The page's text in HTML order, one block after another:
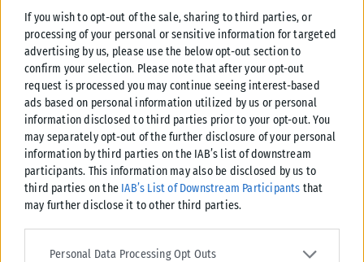
If you wish to opt-out of the sale, sharing to third parties, or
processing of your personal or sensitive information for targeted
advertising by us, please use the below opt-out section to
confirm your selection. Please note that after your opt-out
request is processed you may continue seeing interest-based
ads based on personal information utilized by us or personal
information disclosed to third parties prior to your opt-out. You
may separately opt-out of the further disclosure of your personal
information by third parties on the IAB’s list of downstream
participants. This information may also be disclosed by us to
third parties on the IAB’s List of Downstream Participants that
may further disclose it to other third parties.
Please note that this website/app uses one or more Google
services and may gather and store information including but not
Personal Data Processing Opt Outs
Σχετικά Άρθρα